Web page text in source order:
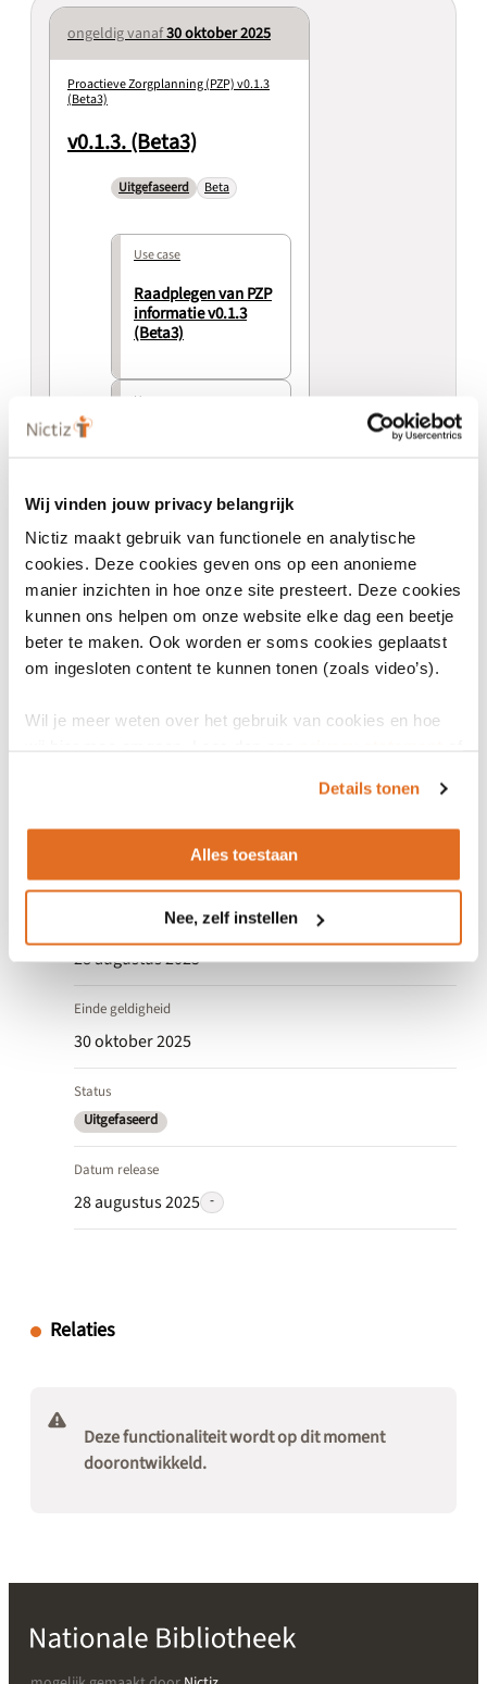
Wij vinden jouw privacy belangrijk
Nictiz maakt gebruik van functionele en analytische
cookies. Deze cookies geven ons op een anonieme
manier inzichten in hoe onze site presteert. Deze cookies
kunnen ons helpen om onze website elke dag een beetje
beter te maken. Ook worden er soms cookies geplaatst
om ingesloten content te kunnen tonen (zoals video’s).
Wil je meer weten over het gebruik van cookies en hoe
Details tonen
Alles toestaan
Nee, zelf instellen
ongeldig vanaf30 oktober 2025
Proactieve Zorgplanning (PZP) v0.1.3
(Beta3)
v0.1.3. (Beta3)
Uitgefaseerd Beta
Use case
Raadplegen van PZP
informatie v0.1.3
(Beta3)
Use case
Algemeen
Beta
Ingang geldigheid
28 augustus 2025
Einde geldigheid
30 oktober 2025
Status
Uitgefaseerd
Datum release
28 augustus 2025 -
Relaties
Deze functionaliteit wordt op dit moment
doorontwikkeld.